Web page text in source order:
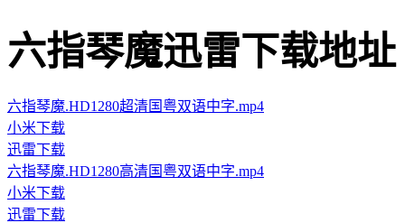
六指琴魔迅雷下载地址 ·
六指琴魔.HD1280超清国粤双语中字.mp4
小米下载
迅雷下载
六指琴魔.HD1280高清国粤双语中字.mp4
小米下载
迅雷下载